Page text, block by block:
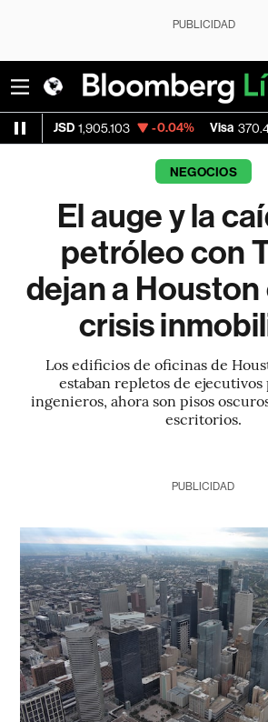
PUBLICIDAD
-0.04% Visa 370.47 +0.52%
NEGOCIOS
El auge y la
petróleo con
dejan a Houston
crisis
Los edificios de oficinas de
estaban repletos de
ingenieros, ahora son pisos
escritorios.
PUBLICIDAD